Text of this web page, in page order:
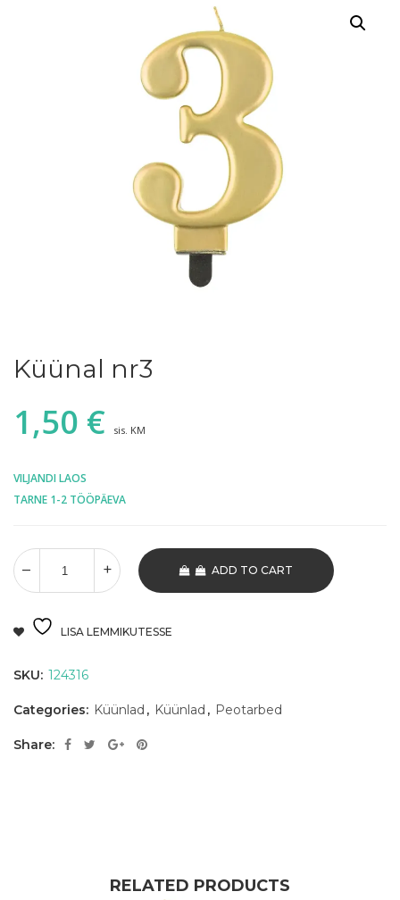
Küünal nr3
1,50 € sis. KM
VILJANDI LAOS
TARNE 1-2 TÖÖPÄEVA
ADD TO CART
LISA LEMMIKUTESSE
SKU: 124316
Categories: Küünlad , Küünlad , Peotarbed
Share:
RELATED PRODUCTS